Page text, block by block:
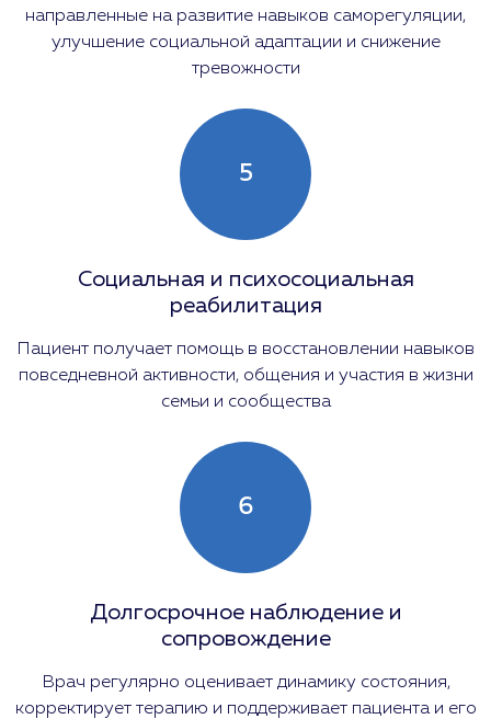
направленные на развитие навыков саморегуляции,
улучшение социальной адаптации и снижение
тревожности
5
Социальная и психосоциальная
реабилитация
Пациент получает помощь в восстановлении навыков
повседневной активности, общения и участия в жизни
семьи и сообщества
6
Долгосрочное наблюдение и
сопровождение
Врач регулярно оценивает динамику состояния,
корректирует терапию и поддерживает пациента и его